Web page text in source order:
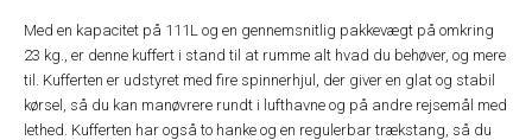
Med en kapacitet på 111L og en gennemsnitlig pakkevægt på omkring
23 kg., er denne kuffert i stand til at rumme alt hvad du behøver, og mere
til. Kufferten er udstyret med fire spinnerhjul, der giver en glat og stabil
kørsel, så du kan manøvrere rundt i lufthavne og på andre rejsemål med
lethed. Kufferten har også to hanke og en regulerbar trækstang, så du